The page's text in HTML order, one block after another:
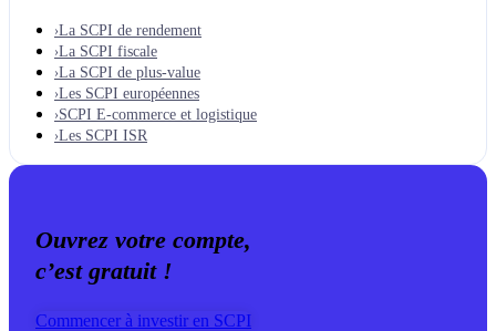
›La SCPI de rendement
›La SCPI fiscale
›La SCPI de plus-value
›Les SCPI européennes
›SCPI E-commerce et logistique
›Les SCPI ISR
Ouvrez votre compte,
c’est gratuit !
Commencer à investir en SCPI